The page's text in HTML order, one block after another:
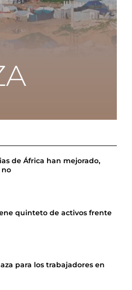
de África han mejorado,
no
quinteto de activos frente
para los trabajadores en